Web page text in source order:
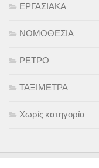
ΕΡΓΑΣΙΑΚΑ
ΝΟΜΟΘΕΣΙΑ
ΡΕΤΡΟ
ΤΑΞΙΜΕΤΡΑ
Χωρίς κατηγορία